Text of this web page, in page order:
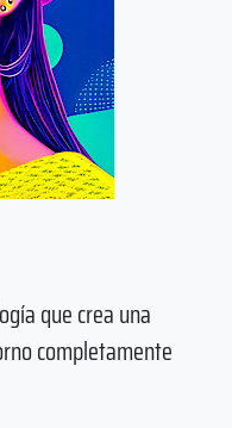
que crea una
completamente